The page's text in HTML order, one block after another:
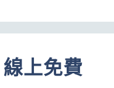
上免費